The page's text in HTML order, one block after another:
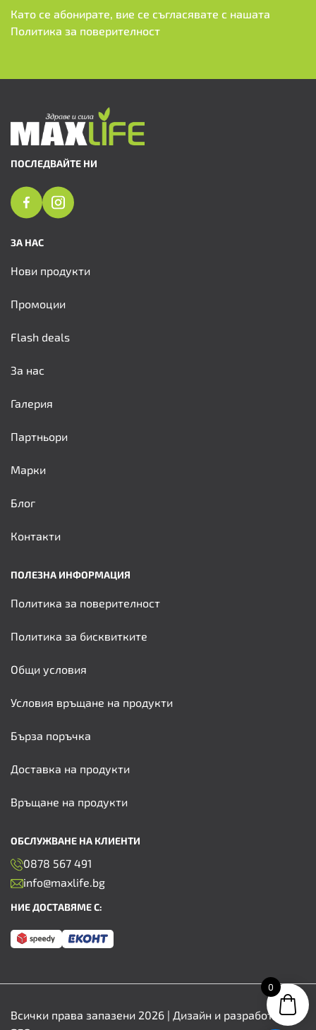
Като се абонирате, вие се съгласявате с нашата
Политика за поверителност
ПОСЛЕДВАЙТЕ НИ
ЗА НАС
Нови продукти
Промоции
Flash deals
За нас
Галерия
Партньори
Марки
Блог
Контакти
ПОЛЕЗНА ИНФОРМАЦИЯ
Политика за поверителност
Политика за бисквитките
Общи условия
Условия връщане на продукти
Бърза поръчка
Доставка на продукти
Връщане на продукти
ОБСЛУЖВАНЕ НА КЛИЕНТИ
0878 567 491
info@maxlife.bg
НИЕ ДОСТАВЯМЕ С:
Всички права запазени 2026 | Дизайн и разработка от
0